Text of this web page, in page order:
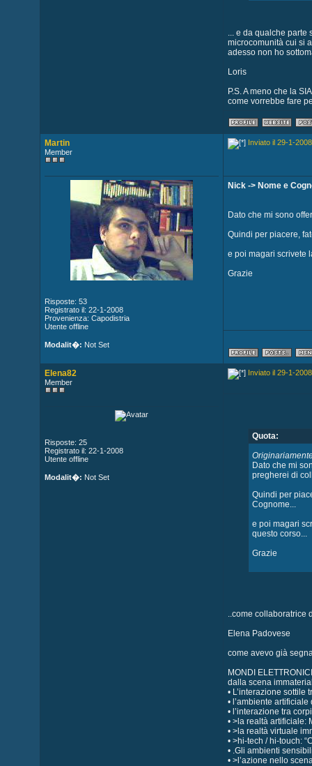
... e da qualche parte
microcomunità cui si
adesso non ho
Loris
P.S. A meno che la
come vorrebbe fare
Martin
Member
Risposte: 53
Registrato il: 22-1-2008
Provenienza: Capodistria
Utente offline
Modalit�: Not Set
Inviato il 29-1-
Nick -> Nome e
Dato che mi sono
Quindi per piacere,
e poi magari scrivete
Grazie
Elena82
Member
Risposte: 25
Registrato il: 22-1-2008
Utente offline
Modalit�: Not Set
Inviato il 29-1-
Quota:
Dato che mi
pregherei di
Quindi per
Cognome...
e poi magari
questo corso...
Grazie
..come collaboratrice
Elena Padovese
come avevo già
MONDI ELETTRONICI
dalla scena
• L’interazione sottile
• l’ambiente
• l’interazione tra
• >la realtà artificiale:
• >la realtà virtuale
• >hi-tech / hi-touch:
• .Gli ambienti
• >l’azione nello